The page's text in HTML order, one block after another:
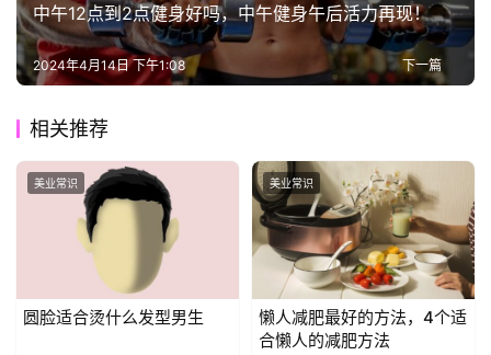
中午12点到2点健身好吗，中午健身午后活力再现！
下一篇
2024年4月14日 下午1:08
相关推荐
美业常识
圆脸适合烫什么发型男生
美业常识
懒人减肥最好的方法，4个适
合懒人的减肥方法